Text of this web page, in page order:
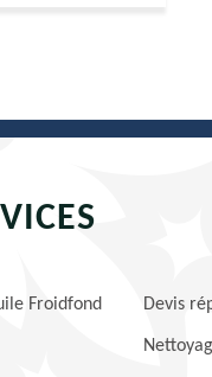
Froidfond Devis